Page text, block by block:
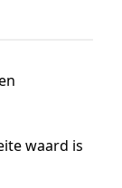
waard is